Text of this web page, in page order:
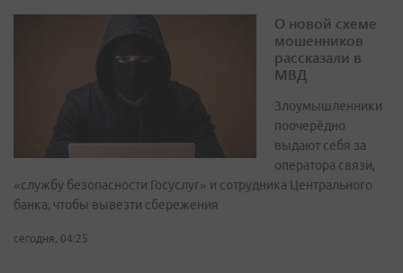
О новой схеме
мошенников
рассказали в
МВД
Злоумышленники
поочерёдно
выдают себя за
оператора связи,
«службу безопасности Госуслуг» и сотрудника Центрального
банка, чтобы вывезти сбережения
сегодня, 04:25